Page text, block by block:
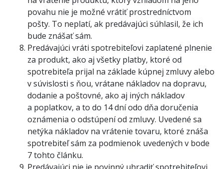
povahu nie je možné vrátiť prostredníctvom
pošty. To neplatí, ak predávajúci súhlasil, že ich
bude znášať sám.
Predávajúci vráti spotrebiteľovi zaplatené plnenie
za produkt, ako aj všetky platby, ktoré od
spotrebiteľa prijal na základe kúpnej zmluvy alebo
v súvislosti s ňou, vrátane nákladov na dopravu,
dodanie a poštovné, ako aj iných nákladov
a poplatkov, a to do 14 dní odo dňa doručenia
oznámenia o odstúpení od zmluvy. Uvedené sa
netýka nákladov na vrátenie tovaru, ktoré znáša
spotrebiteľ sám za podmienok uvedených v bode
7 tohto článku.